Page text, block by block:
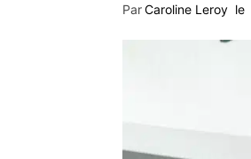
ParCaroline Leroy le